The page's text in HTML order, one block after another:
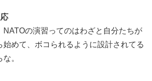
NATOの演習ってのはわざと自分たちが
始めて、ボコられるように設計されてる
。